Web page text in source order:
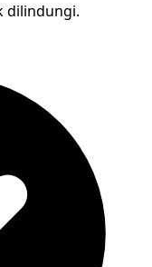
dilindungi.